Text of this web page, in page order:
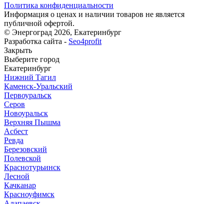
Политика конфиденциальности
Информация о ценах и наличии товаров не является
публичной офертой.
© Энергоград 2026, Екатеринбург
Разработка сайта - Seo4profit
Закрыть
Выберите город
Екатеринбург
Нижний Тагил
Каменск-Уральский
Первоуральск
Серов
Новоуральск
Верхняя Пышма
Асбест
Ревда
Березовский
Полевской
Краснотурьинск
Лесной
Качканар
Красноуфимск